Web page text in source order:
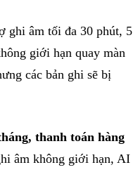
ghi âm tối đa 30 phút, 5
giới hạn quay màn
các bản ghi sẽ bị
, thanh toán hàng
âm không giới hạn, AI